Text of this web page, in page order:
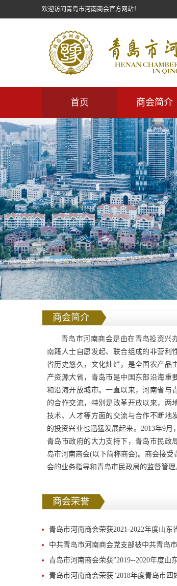
欢迎访问青岛市河南商会官方网站！
首页 商会简介
商会简介
青岛市河南商会是由在青岛投资兴
南籍人士自愿发起、联合组成的非营利
省历史悠久，文化灿烂，是全国农产品
产资源大省，青岛市是中国东部沿海重
和沿海开放城市。一直以来，河南省与
的合作交流，特别是改革开放以来，两
技术、人才等方面的交流与合作不断地
的投资兴业也迅猛发展起来。2013年9月
青岛市政府的大力支持下，青岛市民政
岛市河南商会(以下简称商会)。商会接受
会的业务指导和青岛市民政局的监督管理
商会荣誉
青岛市河南商会荣获2021-2022年度山东省“四好
中共青岛市河南商会党支部被中共青岛市非公有制经济组织综合委员会评为先进基层党组织，党支部书记韩飞荣获青岛市非公有制经济
青岛市河南商会荣获”2019--2020年度山东省四好
青岛市河南商会荣获"2018年度青岛市四好商